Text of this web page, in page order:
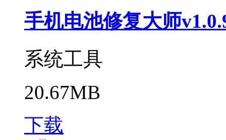
手机电池修复大师
系统工具
20.67MB
下载